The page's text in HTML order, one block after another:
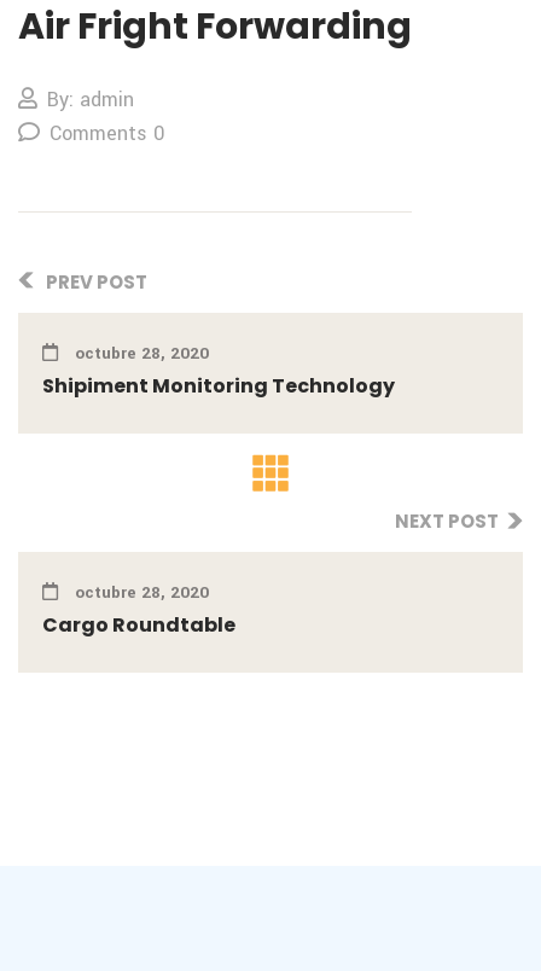
Air Fright Forwarding
By: admin
Comments 0
PREV POST
octubre 28, 2020
Shipiment Monitoring Technology
NEXT POST
octubre 28, 2020
Cargo Roundtable